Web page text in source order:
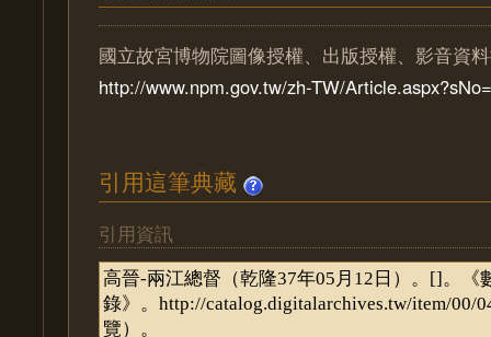
國立故宮博物院圖像授權、出版授權、影音資
http://www.npm.gov.tw/zh-TW/
引用這筆典藏
引用資訊